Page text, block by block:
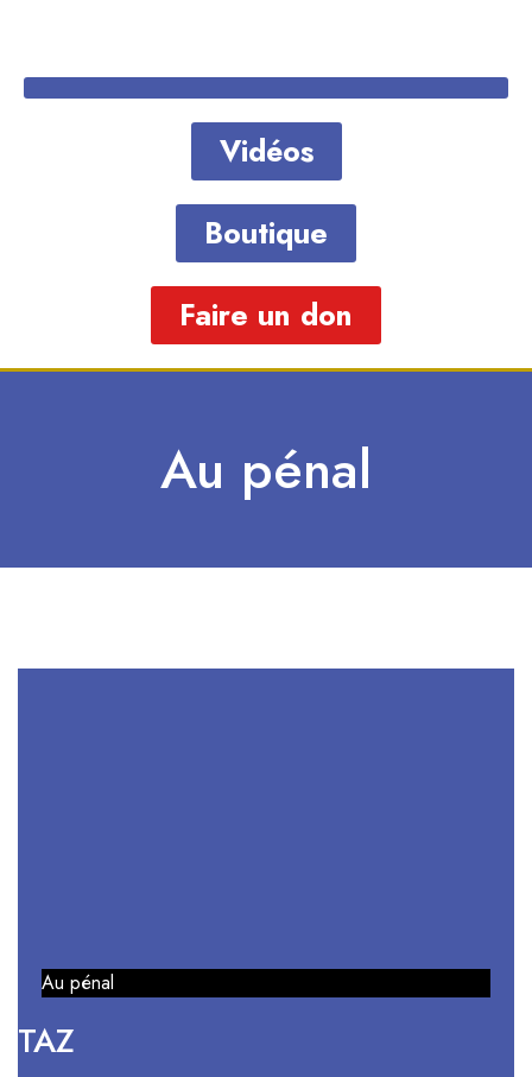
Vidéos
Boutique
Faire un don
Au pénal
Au pénal
TAZ